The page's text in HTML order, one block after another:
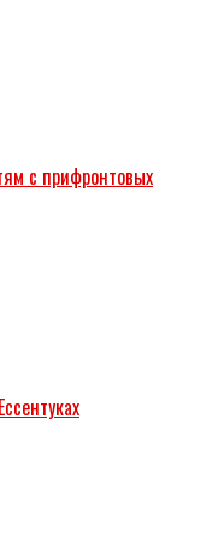
с прифронтовых